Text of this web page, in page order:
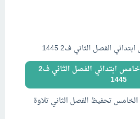
الفصل الثاني ف2 1445
توزيع منهج القران خامس ابتدائي الفصل الثاني ف2
1445
تحفيظ الفصل الثاني تلاوة